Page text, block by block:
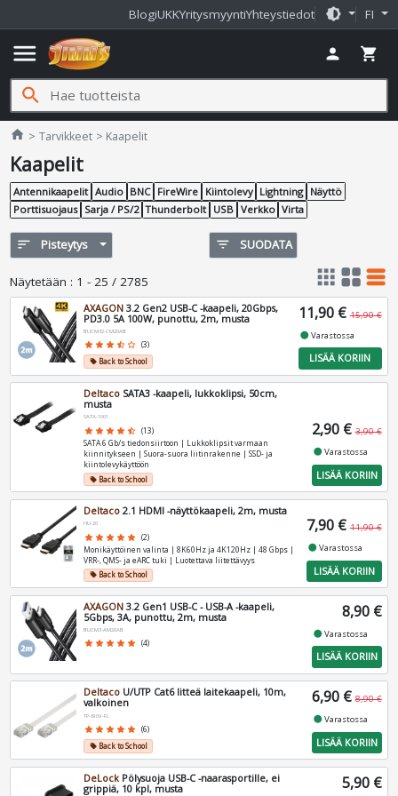
BlogiUKKYritysmyyntiYhteystiedot brightness_medium FI
menu person shopping_cart
search
home Jimms.fi
Tarvikkeet Kaapelit
Kaapelit
Antennikaapelit Audio BNC FireWire Kiintolevy Lightning Näyttö
Porttisuojaus Sarja / PS/2 Thunderbolt USB Verkko Virta
sort Pisteytys filter_list SUODATA
Näytetään : 1 - 25 / 2785 apps grid_view table_rows
AXAGON 3.2 Gen2 USB-C -kaapeli, 20Gbps,
PD3.0 5A 100W, punottu, 2m, musta
BUCM32-CM20AB
star star star star_half star_border (3)
local_offerBack to School
11,90 € 15,90 €
fiber_manual_recordVarastossa
LISÄÄ KORIIN
Deltaco SATA3 -kaapeli, lukkoklipsi, 50cm,
musta
SATA-1001
star star star star star_half (13)
SATA 6 Gb/s tiedonsiirtoon | Lukkoklipsit varmaan
kiinnitykseen | Suora-suora liitinrakenne | SSD- ja
kiintolevykäyttöön
local_offerBack to School
2,90 € 3,90 €
fiber_manual_recordVarastossa
LISÄÄ KORIIN
Deltaco 2.1 HDMI -näyttökaapeli, 2m, musta
HU-20
star star star star star (2)
Monikäyttöinen valinta | 8K60Hz ja 4K120Hz | 48 Gbps |
VRR-, QMS- ja eARC tuki | Luotettava liitettävyys
local_offerBack to School
7,90 € 11,90 €
fiber_manual_recordVarastossa
LISÄÄ KORIIN
AXAGON 3.2 Gen1 USB-C - USB-A -kaapeli,
5Gbps, 3A, punottu, 2m, musta
BUCM3-AM20AB
star star star star star (4)
8,90 €
fiber_manual_recordVarastossa
LISÄÄ KORIIN
Deltaco U/UTP Cat6 litteä laitekaapeli, 10m,
valkoinen
TP-610V-FL
star star star star star (6)
local_offerBack to School
6,90 € 8,90 €
fiber_manual_recordVarastossa
LISÄÄ KORIIN
DeLockPölysuoja USB-C -naarasportille, ei
grippiä, 10 kpl, musta
5,90 €